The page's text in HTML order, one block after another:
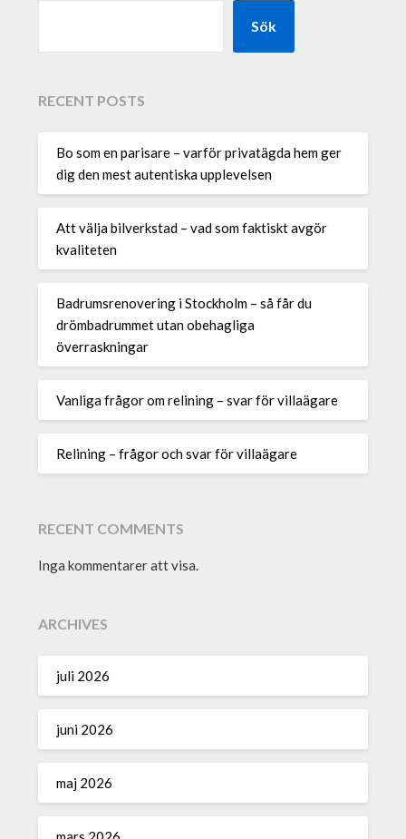
Sök
RECENT POSTS
Bo som en parisare – varför privatägda hem ger
dig den mest autentiska upplevelsen
Att välja bilverkstad – vad som faktiskt avgör
kvaliteten
Badrumsrenovering i Stockholm – så får du
drömbadrummet utan obehagliga
överraskningar
Vanliga frågor om relining – svar för villaägare
Relining – frågor och svar för villaägare
RECENT COMMENTS
Inga kommentarer att visa.
ARCHIVES
juli 2026
juni 2026
maj 2026